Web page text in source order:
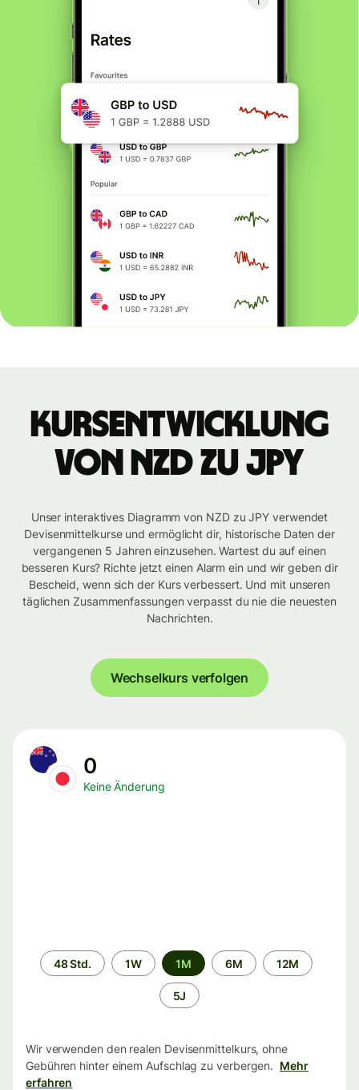
Kursentwicklung
von NZD zu JPY
Unser interaktives Diagramm von NZD zu JPY verwendet
Devisenmittelkurse und ermöglicht dir, historische Daten der
vergangenen 5 Jahren einzusehen. Wartest du auf einen
besseren Kurs? Richte jetzt einen Alarm ein und wir geben dir
Bescheid, wenn sich der Kurs verbessert. Und mit unseren
täglichen Zusammenfassungen verpasst du nie die neuesten
Nachrichten.
Wechselkurs verfolgen
0
Keine Änderung
Zeitraum
48 Std. 1W 1M 6M 12M
5J
Wir verwenden den realen Devisenmittelkurs, ohne
Gebühren hinter einem Aufschlag zu verbergen. Mehr
erfahren